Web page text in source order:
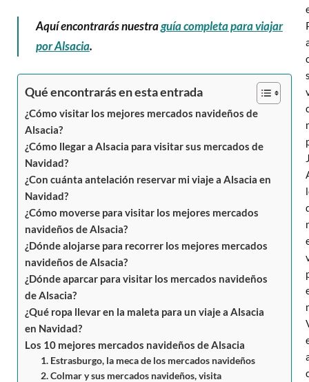
Aquí encontrarás nuestraguía completa para viajar
por Alsacia.
Qué encontrarás en esta entrada
¿Cómo visitar los mejores mercados navideños de
Alsacia?
¿Cómo llegar a Alsacia para visitar sus mercados de
Navidad?
¿Con cuánta antelación reservar mi viaje a Alsacia en
Navidad?
¿Cómo moverse para visitar los mejores mercados
navideños de Alsacia?
¿Dónde alojarse para recorrer los mejores mercados
navideños de Alsacia?
¿Dónde aparcar para visitar los mercados navideños
de Alsacia?
¿Qué ropa llevar en la maleta para un viaje a Alsacia
en Navidad?
Los 10 mejores mercados navideños de Alsacia
1. Estrasburgo, la meca de los mercados navideños
2. Colmar y sus mercados navideños, visita